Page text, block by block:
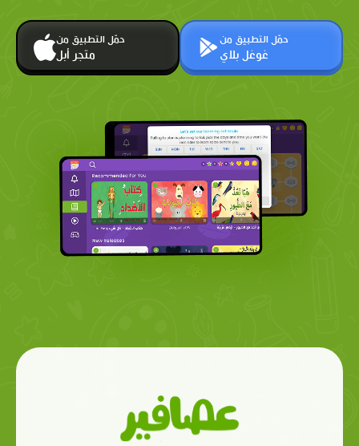
حمّل التطبيق من
متجر أبل
حمّل التطبيق من
غوغل بلاي